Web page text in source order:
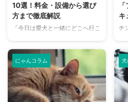
10選！料金・設備から選び
方まで徹底解説
「今日は愛犬と一緒にどこへ行こ
か？大阪には、広大な敷地でのび
のびと遊べるドッグランから、都
心でアクセスしやすい便利な施設
まで、魅力的なドッグランがたく
さんあります。 しかし、「初め
てドッグランに行くから不安」
キ
チ
ま
犬
現
理
関
にゃんコラム